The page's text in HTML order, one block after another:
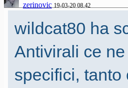
zerinovic 19-03-20 08.42
wildcat80 ha
Antivirali ce
specifici, tanto